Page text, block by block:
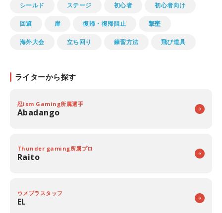
シールド ステージ 初心者 初心者向け
回避 崖 復帰・復帰阻止 撃墜
海外大会 立ち回り 練習方法 飛び道具
ライターから探す
忍ism Gaming所属選手
Abadango
Thunder gaming所属プロ
Raito
ウメブラスタッフ
EL